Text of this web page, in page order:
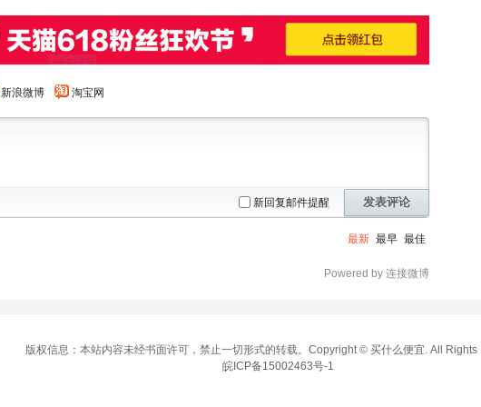
新浪微博 淘宝网
新回复邮件提醒 发表评论
最新 最早 最佳
Powered by 连接微博
版权信息：本站内容未经书面许可，禁止一切形式的转载。Copyright © 买什么便宜. All Rights
皖ICP备15002463号-1